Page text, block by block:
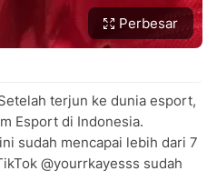
Perbesar
terjun ke dunia esport,
Esport di Indonesia.
sudah mencapai lebih dari 7
@yourrkayesss sudah